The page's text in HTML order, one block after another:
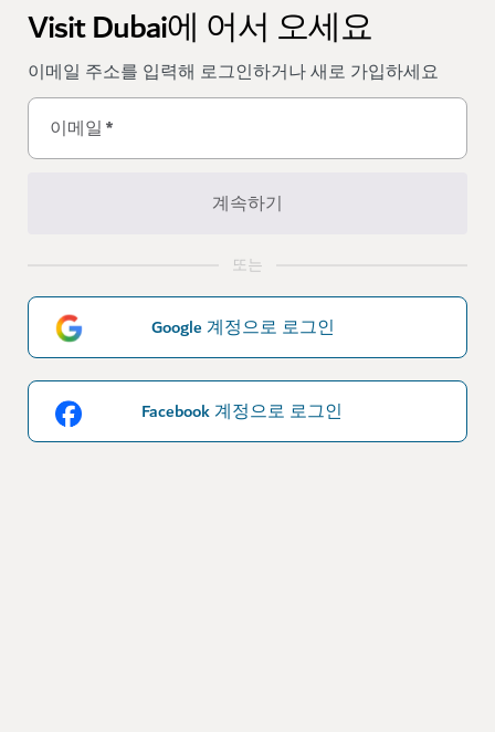
Visit Dubai에 어서 오세요
이메일 주소를 입력해 로그인하거나 새로 가입하세요
이메일*
계속하기
또는
Google 계정으로 로그인
Facebook 계정으로 로그인